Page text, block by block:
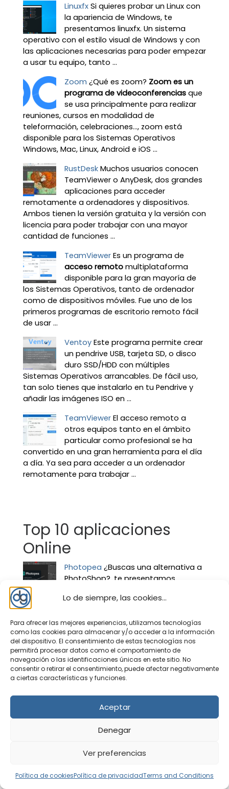
Lo de siempre, las cookies...
Para ofrecer las mejores experiencias, utilizamos tecnologías
como las cookies para almacenar y/o acceder a la información
del dispositivo. El consentimiento de estas tecnologías nos
permitirá procesar datos como el comportamiento de
navegación o las identificaciones únicas en este sitio. No
consentir o retirar el consentimiento, puede afectar negativamente
a ciertas características y funciones.
Aceptar
Denegar
Ver preferencias
Política de cookiesPolítica de privacidadTerms and Conditions
Linuxfx Si quieres probar un Linux con
la apariencia de Windows, te
presentamos linuxfx. Un sistema
operativo con el estilo visual de Windows y con
las aplicaciones necesarias para poder empezar
a usar tu equipo, tanto ...
Zoom ¿Qué es zoom? Zoom es un
programa de videoconferenciasque
se usa principalmente para realizar
reuniones, cursos en modalidad de
teleformación, celebraciones…, zoom está
disponible para los Sistemas Operativos
Windows, Mac, Linux, Android e iOS ...
RustDesk Muchos usuarios conocen
TeamViewer o AnyDesk, dos grandes
aplicaciones para acceder
remotamente a ordenadores y dispositivos.
Ambos tienen la versión gratuita y la versión con
licencia para poder trabajar con una mayor
cantidad de funciones ...
TeamViewer Es un programa de
acceso remotomultiplataforma
disponible para la gran mayoría de
los Sistemas Operativos, tanto de ordenador
como de dispositivos móviles. Fue uno de los
primeros programas de escritorio remoto fácil
de usar ...
Ventoy Este programa permite crear
un pendrive USB, tarjeta SD, o disco
duro SSD/HDD con múltiples
Sistemas Operativos arrancables. De fácil uso,
tan solo tienes que instalarlo en tu Pendrive y
añadir las imágenes ISO en ...
TeamViewer El acceso remoto a
otros equipos tanto en el ámbito
particular como profesional se ha
convertido en una gran herramienta para el día
a día. Ya sea para acceder a un ordenador
remotamente para trabajar ...
Top 10 aplicaciones
Online
Photopea ¿Buscas una alternativa a
PhotoShop?, te presentamos
avanzado Online y gratuito, tanto para uso
particular como profesional. No necesitas
instalar ningún programa en tu ordenador. Este
editor se utiliza en ...
Snapdrop ¿Quieres pasar fotos de tu
teléfono móvil al ordenador? o ¿De
tu ordenador a tu teléfono móvil?,
archivos, tales como, fotos, documentos,
contactos… desde el móvil al ordenador y
viceversa ...
español ahora se llama "La palabra
los que más enganchan, no tienen que ser un